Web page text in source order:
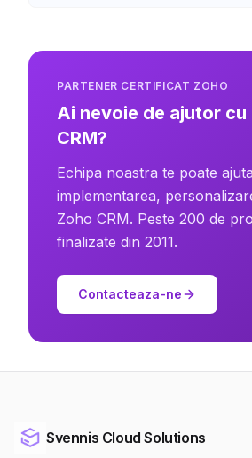
PARTENER CERTIFICAT ZOHO
Ai nevoie de ajutor cu
CRM?
Echipa noastra te poate
implementarea,
Zoho CRM. Peste 200 de
finalizate din 2011.
Contacteaza-ne
Svennis Cloud Solutions